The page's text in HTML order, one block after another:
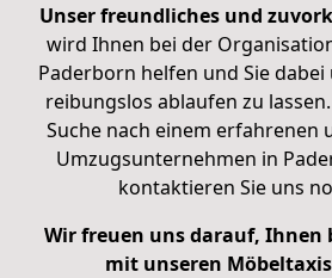
Unser freundliches und
wird Ihnen bei der
Paderborn helfen und Sie
reibungslos ablaufen zu
Suche nach einem erfahrenen
Umzugsunternehmen in
kontaktieren Sie uns
Wir freuen uns darauf, Ihnen
mit unseren